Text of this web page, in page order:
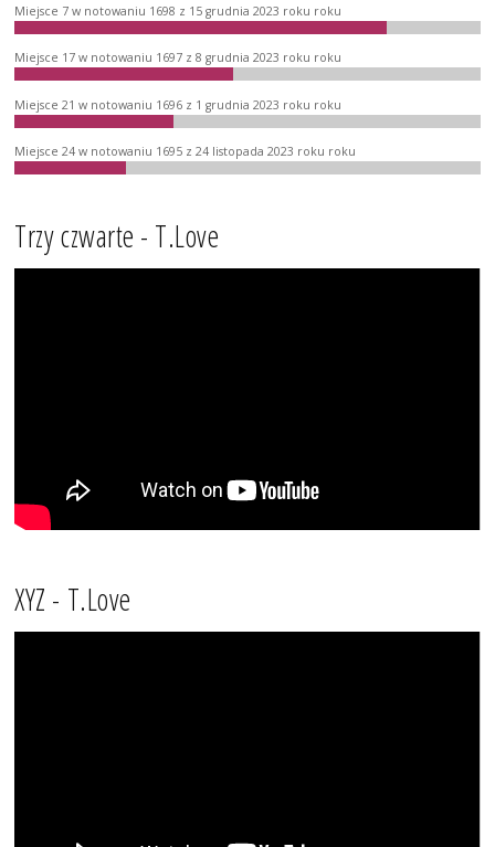
Miejsce 7 w notowaniu 1698 z 15 grudnia 2023 roku roku
Miejsce 17 w notowaniu 1697 z 8 grudnia 2023 roku roku
Miejsce 21 w notowaniu 1696 z 1 grudnia 2023 roku roku
Miejsce 24 w notowaniu 1695 z 24 listopada 2023 roku roku
Trzy czwarte - T.Love
XYZ - T.Love